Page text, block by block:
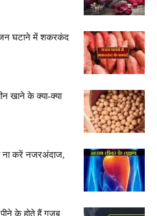
घटाने में शकरकंद
खाने के क्या-क्या
ना करें नजरअंदाज,
के होते हैं गजब